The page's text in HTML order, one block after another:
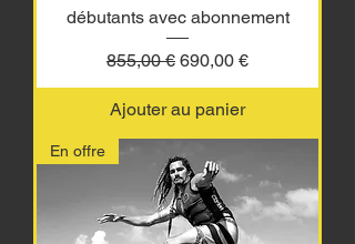
débutants avec abonnement
Prix original
855,00 € Prix promotionnel
690,00 €
Ajouter au panier
En offre